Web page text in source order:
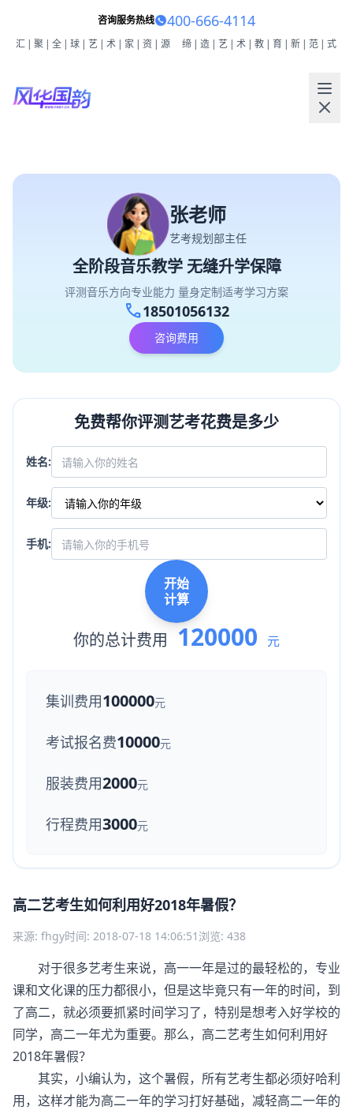
咨询服务热线 400-666-4114
汇|聚|全|球|艺|术|家|资|源 缔|造|艺|术|教|育|新|范|式
张老师
艺考规划部主任
全阶段音乐教学 无缝升学保障
评测音乐方向专业能力 量身定制适考学习方案
call18501056132
咨询费用
免费帮你评测艺考花费是多少
姓名:
年级:
手机:
开始
计算
你的总计费用 120000 元
集训费用100000元
考试报名费10000元
服装费用2000元
行程费用3000元
高二艺考生如何利用好2018年暑假？
来源: fhgy时间: 2018-07-18 14:06:51 浏览: 438
对于很多艺考生来说，高一一年是过的最轻松的，专业
课和文化课的压力都很小，但是这毕竟只有一年的时间，到
了高二，就必须要抓紧时间学习了，特别是想考入好学校的
同学，高二一年尤为重要。那么，高二艺考生如何利用好
2018年暑假？
其实，小编认为，这个暑假，所有艺考生都必须好哈利
用，这样才能为高二一年的学习打好基础，减轻高二一年的